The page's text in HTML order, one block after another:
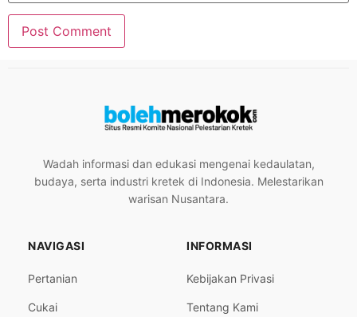
Wadah informasi dan edukasi mengenai kedaulatan,
budaya, serta industri kretek di Indonesia. Melestarikan
warisan Nusantara.
NAVIGASI
Pertanian
Cukai
INFORMASI
Kebijakan Privasi
Tentang Kami